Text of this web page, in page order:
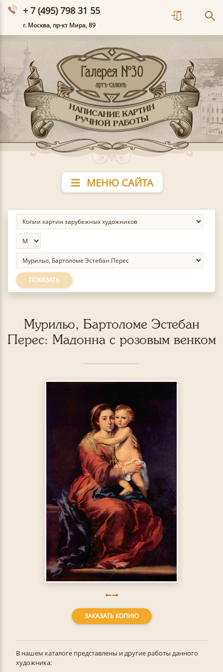
+ 7 (495) 798 31 55
г. Москва, пр-кт Мира, 89
МЕНЮ САЙТА
ПОКАЗАТЬ
Мурильо, Бартоломе Эстебан
Перес: Мадонна с розовым венком
ЗАКАЗАТЬ КОПИЮ
В нашем каталоге представлены и другие работы данного
художника: